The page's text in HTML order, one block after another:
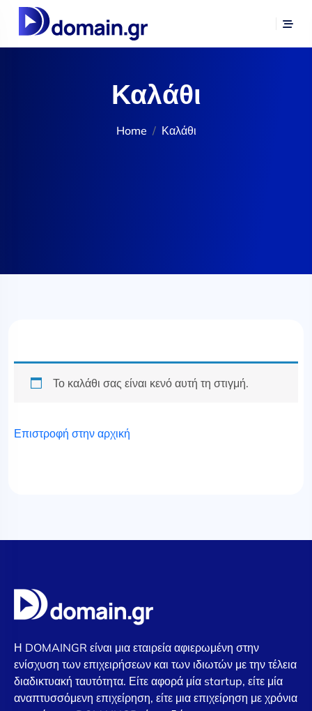
Καλάθι
Home Καλάθι
Το καλάθι σας είναι κενό αυτή τη στιγμή.
Επιστροφή στην αρχική
Η DOMAINGR είναι μια εταιρεία αφιερωμένη στην
ενίσχυση των επιχειρήσεων και των ιδιωτών με την τέλεια
διαδικτυακή ταυτότητα. Είτε αφορά μία startup, είτε μία
αναπτυσσόμενη επιχείρηση, είτε μια επιχείρηση με χρόνια